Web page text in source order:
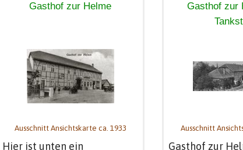
Gasthof zur Helme
Ausschnitt Ansichtskarte ca. 1933
Hier ist unten ein
Gasthof zur
Ausschnitt
Gasthof zur